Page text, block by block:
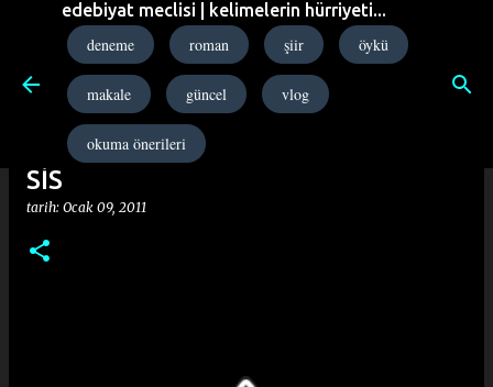
Ana içeriğe atla
edebiyat meclisi | kelimelerin hürriyeti...
deneme roman şiir öykü
makale güncel vlog
okuma önerileri
SİS
tarih: Ocak 09, 2011